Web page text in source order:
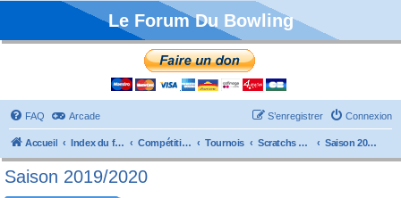
Le Forum Du Bowling
FAQ Arcade Connexion
S’enregistrer
Accueil Index du forum Compétitions Tournois Scratchs et Internationaux Saison 2019/2020
Saison 2019/2020